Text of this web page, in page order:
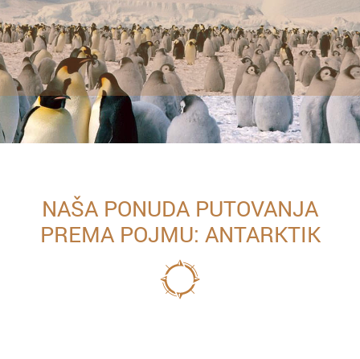
NAŠA PONUDA PUTOVANJA
PREMA POJMU: ANTARKTIK